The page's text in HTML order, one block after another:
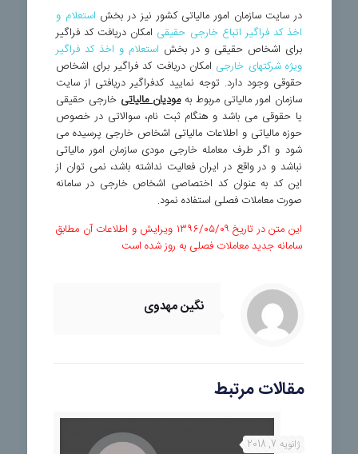
در سایت سازمان امور مالیاتی کشور نیز در بخش استعلام و
اخذ کد فراگیر اتباع خارجی حقیقی امکان دریافت کد فراگیر
برای اشخاص حقیقی و در بخش استعلام و اخذ کد فراگیر
ویژه شرکتهای خارجی امکان دریافت کد فراگیر برای اشخاص
حقوقی وجود دارد. توجه نمایید کدفراگیر دریافتی از سایت
سازمان امور مالیاتی مربوط بهمودیان مالیاتی خارجی حقیقی
یا حقوقی می باشد و هنگام ثبت نام، سوالاتی در خصوص
حوزه مالیاتی و اطلاعات مالیاتی اشخاص خارجی پرسیده می
شود و اگر طرف معامله خارجی مودی سازمان امور مالیاتی
نباشد و در واقع در ایران فعالیت نداشته باشد، نمی توان از
این کد به عنوان کد اختصاصی اشخاص خارجی در سامانه
صورت معاملات فصلی استفاده نمود.
این متن در تاریخ ۱۳۹۶/۰۵/۰۹ ویرایش و اطلاعات آن مطابق
سامانه جدید معاملات فصلی به روز شده است
نگین مهدوی
مقالات مرتبط
ژانویه 7, 2018